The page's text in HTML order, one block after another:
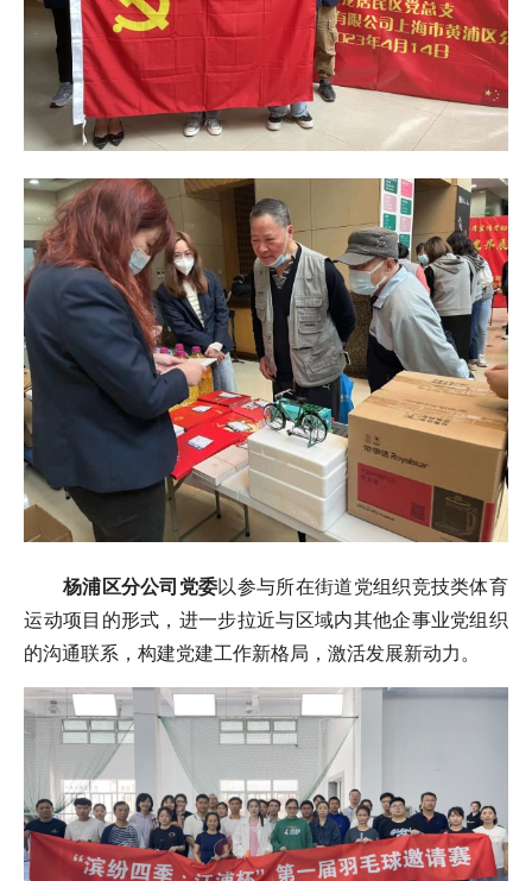
杨浦区分公司 党委以参与所在街道党组织竞技类体育
运动项目的形式，进一步拉近与区域内其他企事业党组织
的沟通联系，构建党建工作新格局，激活发展新动力。